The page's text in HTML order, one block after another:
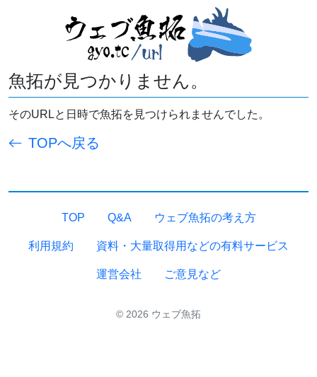
魚拓が見つかりません。
そのURLと日時で魚拓を見つけられませんでした。
TOPへ戻る
TOP Q&A ウェブ魚拓の考え方
利用規約 資料・大量取得用などの有料サービス
運営会社 ご意見など
© 2026 ウェブ魚拓